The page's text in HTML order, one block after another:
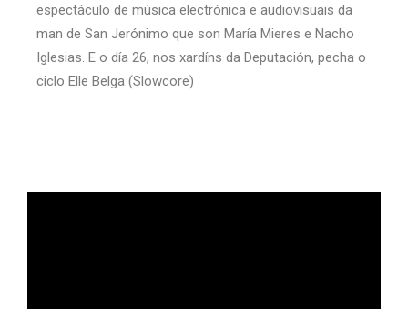
espectáculo de música electrónica e audiovisuais da
man de San Jerónimo que son María Mieres e Nacho
Iglesias. E o día 26, nos xardíns da Deputación, pecha o
ciclo Elle Belga (Slowcore)